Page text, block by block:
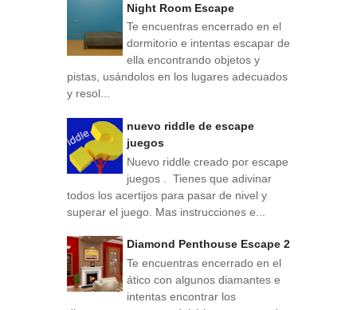
Night Room Escape
Te encuentras encerrado en el
dormitorio e intentas escapar de
ella encontrando objetos y
pistas, usándolos en los lugares adecuados
y resol...
nuevo riddle de escape
juegos
Nuevo riddle creado por escape
juegos . Tienes que adivinar
todos los acertijos para pasar de nivel y
superar el juego. Mas instrucciones e...
Diamond Penthouse Escape 2
Te encuentras encerrado en el
ático con algunos diamantes e
intentas encontrar los